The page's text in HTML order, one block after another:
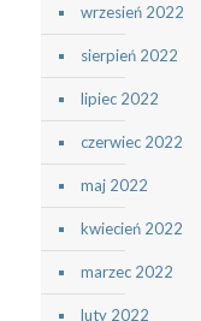
wrzesień 2022
sierpień 2022
lipiec 2022
czerwiec 2022
maj 2022
kwiecień 2022
marzec 2022
luty 2022